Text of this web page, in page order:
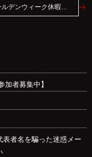
ゴールデンウィーク休暇のお知らせ
者募集中】
表者名を騙った迷惑メー